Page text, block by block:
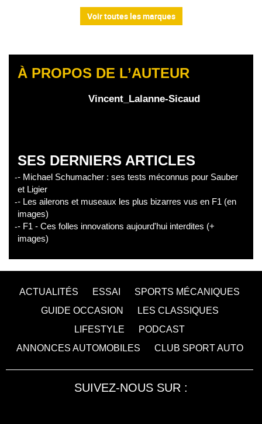
Voir toutes les marques
À PROPOS DE L’AUTEUR
Vincent_Lalanne-Sicaud
SES DERNIERS ARTICLES
- Michael Schumacher : ses tests méconnus pour Sauber
et Ligier
- Les ailerons et museaux les plus bizarres vus en F1 (en
images)
- F1 - Ces folles innovations aujourd'hui interdites (+
images)
ACTUALITÉS ESSAI
SPORTS MÉCANIQUES
GUIDE OCCASION
LES CLASSIQUES
LIFESTYLE
PODCAST
ANNONCES AUTOMOBILES
CLUB SPORT AUTO
SUIVEZ-NOUS SUR :